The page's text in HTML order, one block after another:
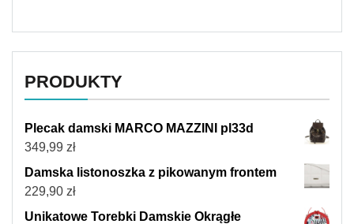
PRODUKTY
Plecak damski MARCO MAZZINI pl33d
349,99 zł
Damska listonoszka z pikowanym frontem
229,90 zł
Unikatowe Torebki Damskie Okrągłe